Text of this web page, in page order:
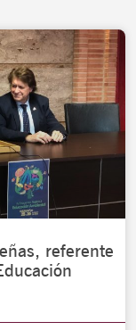
referente